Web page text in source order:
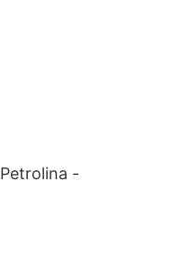
Petrolina -